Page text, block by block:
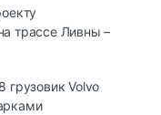
трассе Ливны –
Volvo